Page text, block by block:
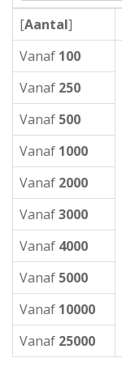
[Aantal]
Vanaf 100
Vanaf 250
Vanaf 500
Vanaf 1000
Vanaf 2000
Vanaf3000
Vanaf 4000
Vanaf 5000
Vanaf 10000
Vanaf 25000